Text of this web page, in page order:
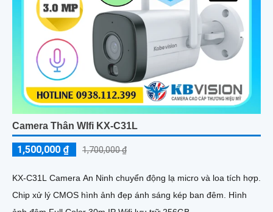
Camera Thân WIfi KX-C31L
1,500,000 ₫ 1,700,000 ₫
KX-C31L Camera An Ninh chuyển động lạ micro và loa tích hợp.
Chip xử lý CMOS hình ảnh đẹp ánh sáng kép ban đêm. Hình